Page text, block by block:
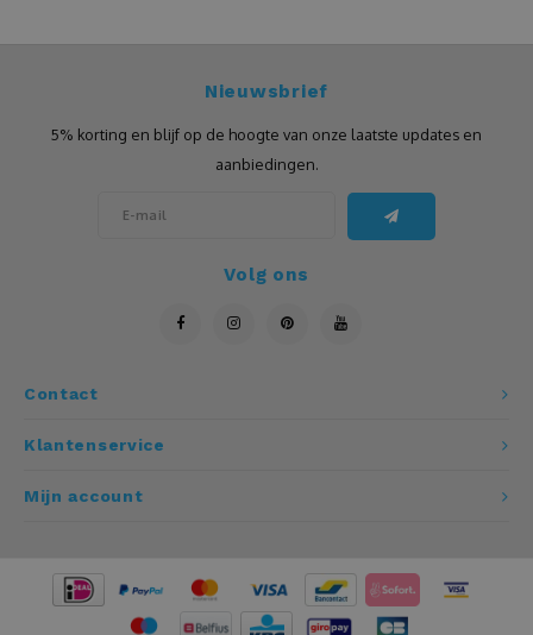
Contact
Nieuwsbrief
5% korting en blijf op de hoogte van onze laatste updates en
aanbiedingen.
Volg ons
Klantenservice
Mijn account